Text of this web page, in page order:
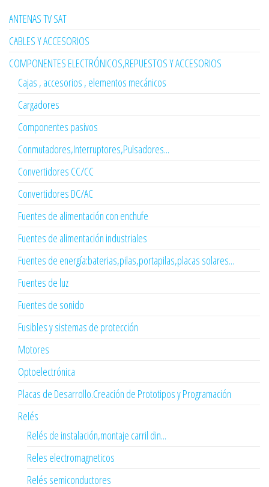
ANTENAS TV SAT
CABLES Y ACCESORIOS
COMPONENTES ELECTRÓNICOS,REPUESTOS Y ACCESORIOS
Cajas , accesorios , elementos mecánicos
Cargadores
Componentes pasivos
Conmutadores,Interruptores,Pulsadores...
Convertidores CC/CC
Convertidores DC/AC
Fuentes de alimentación con enchufe
Fuentes de alimentación industriales
Fuentes de energía:baterias,pilas,portapilas,placas solares...
Fuentes de luz
Fuentes de sonido
Fusibles y sistemas de protección
Motores
Optoelectrónica
Placas de Desarrollo.Creación de Prototipos y Programación
Relés
Relés de instalación,montaje carril din...
Reles electromagneticos
Relés semiconductores